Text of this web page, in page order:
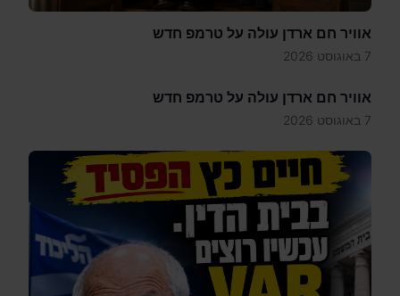
אוויר חם ארדן עולה על טרמפ חדש
7 באוגוסט 2026
אוויר חם ארדן עולה על טרמפ חדש
7 באוגוסט 2026